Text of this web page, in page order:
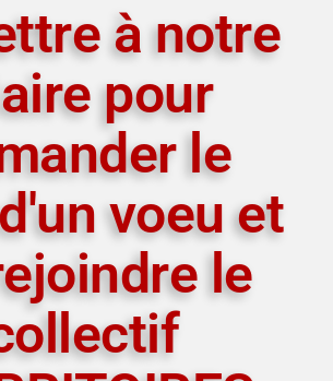
à notre
pour
le
voeu et
le